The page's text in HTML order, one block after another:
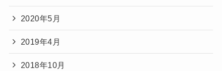
2020年5月
2019年4月
2018年10月